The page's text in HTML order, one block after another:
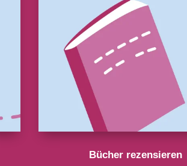
Bücher rezensieren